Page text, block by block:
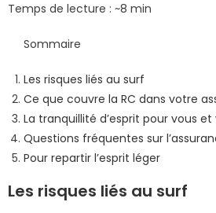
Temps de lecture : ~8 min
Sommaire
Les risques liés au surf
Ce que couvre la RC dans votre
La tranquillité d’esprit pour vous
Questions fréquentes sur
Pour repartir l’esprit léger
Les risques liés au surf